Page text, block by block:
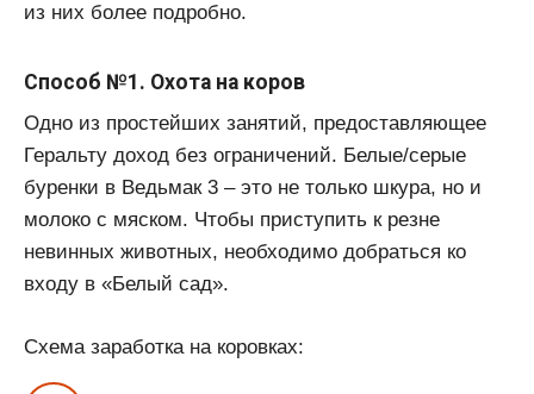
из них более подробно.
Способ №1. Охота на коров
Одно из простейших занятий, предоставляющее
Геральту доход без ограничений. Белые/серые
буренки в Ведьмак 3 – это не только шкура, но и
молоко с мяском. Чтобы приступить к резне
невинных животных, необходимо добраться ко
входу в «Белый сад».
Схема заработка на коровках: